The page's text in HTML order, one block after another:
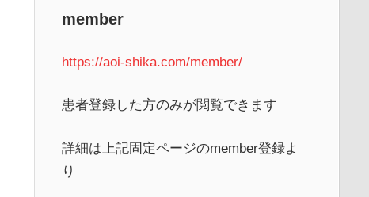
member
https://aoi-shika.com/member/
患者登録した方のみが閲覧できます
詳細は上記固定ページのmember登録よ
り